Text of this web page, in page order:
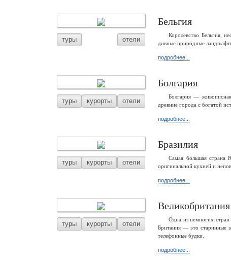
туры отели
Бельгия
Королевство Бельгия,
дивные природные
подробнее...
туры курорты отели
Болгария
Болгария —
древние города с богатой
подробнее...
туры курорты отели
Бразилия
Самая большая страна
оригинальной кухней и
подробнее...
туры курорты отели
Великобритания
Одна из немногих
Британия — это старинные
телефонные будки.
подробнее...